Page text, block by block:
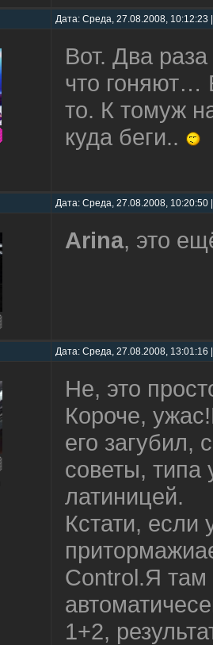
Дата: Среда, 27.08.2008,
Вот. Два
что гоняют…
то. К томуж
куда беги..
Дата: Среда, 27.08.2008,
Arina, это
Дата: Среда, 27.08.2008,
Не, это
Короче,
его загубил,
советы, типа
латиницей.
Кстати, если
Control.Я там
1+2,